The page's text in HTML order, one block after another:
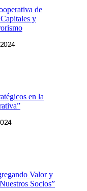
de
y
en la
Valor y
Socios”